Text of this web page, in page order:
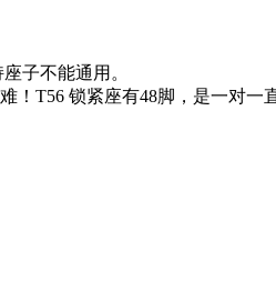
子不能通用。
T56 锁紧座有48脚，是一对一